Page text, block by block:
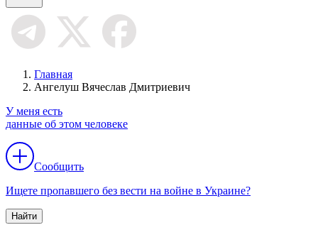
Главная
Ангелуш Вячеслав Дмитриевич
У меня есть
данные об этом человеке
Сообщить
Ищете пропавшего без вести на войне в Украине?
Найти